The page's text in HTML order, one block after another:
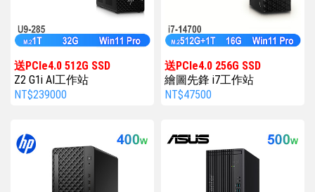
送PCIe4.0 512G SSD
Z2 G1i AI工作站
NT$239000
送PCIe4.0 256G SSD
繪圖先鋒 i7工作站
NT$47500